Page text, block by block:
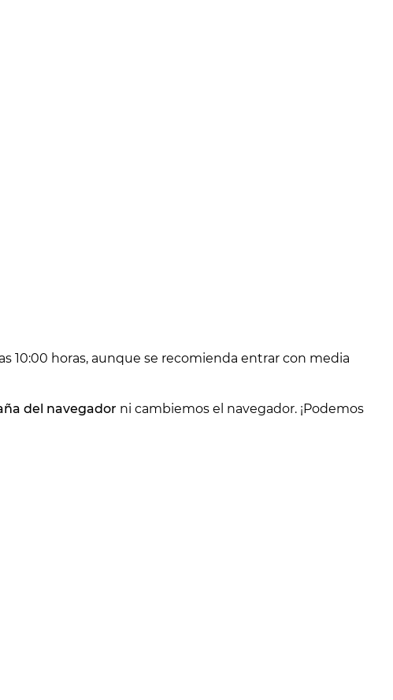
10:00 horas, aunque se recomienda entrar con media
del navegador ni cambiemos el navegador. ¡Podemos